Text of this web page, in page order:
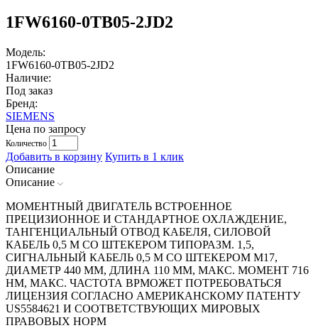
1FW6160-0TB05-2JD2
Модель:
1FW6160-0TB05-2JD2
Наличие:
Под заказ
Бренд:
SIEMENS
Цена по запросу
Количество
Добавить в корзину Купить в 1 клик
Описание
Описание
МОМЕНТНЫЙ ДВИГАТЕЛЬ ВСТРОЕННОЕ
ПРЕЦИЗИОННОЕ И СТАНДАРТНОЕ ОХЛАЖДЕНИЕ,
ТАНГЕНЦИАЛЬНЫЙ ОТВОД КАБЕЛЯ, СИЛОВОЙ
КАБЕЛЬ 0,5 М СО ШТЕКЕРОМ ТИПОРАЗМ. 1,5,
СИГНАЛЬНЫЙ КАБЕЛЬ 0,5 М СО ШТЕКЕРОМ М17,
ДИАМЕТР 440 ММ, ДЛИНА 110 ММ, МАКС. МОМЕНТ 716
HM, МАКС. ЧАСТОТА ВРМОЖЕТ ПОТРЕБОВАТЬСЯ
ЛИЦЕНЗИЯ СОГЛАСНО АМЕРИКАНСКОМУ ПАТЕНТУ
US5584621 И СООТВЕТСТВУЮЩИХ МИРОВЫХ
ПРАВОВЫХ НОРМ